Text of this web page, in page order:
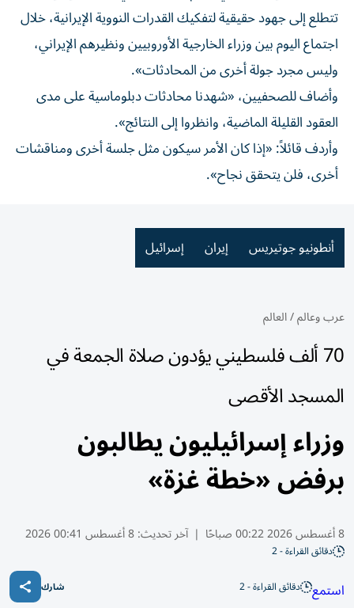
تتطلع إلى جهود حقيقية لتفكيك القدرات النووية الإيرانية، خلال
اجتماع اليوم بين وزراء الخارجية الأوروبيين ونظيرهم الإيراني،
وليس مجرد جولة أخرى من المحادثات».
وأضاف للصحفيين، «شهدنا محادثات دبلوماسية على مدى
العقود القليلة الماضية، وانظروا إلى النتائج».
وأردف قائلاً: «إذا كان الأمر سيكون مثل جلسة أخرى ومناقشات
أخرى، فلن يتحقق نجاح».
أنطونيو جوتيريس إيران إسرائيل
عرب وعالم/العالم
70 ألف فلسطيني يؤدون صلاة الجمعة في
المسجد الأقصى
وزراء إسرائيليون يطالبون
برفض «خطة غزة»
8 أغسطس 2026 00:22 صباحًا | آخر تحديث:8 أغسطس 00:41 2026
دقائق القراءة - 2
استمع دقائق القراءة - 2 شارك